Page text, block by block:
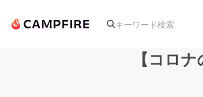
【コロ